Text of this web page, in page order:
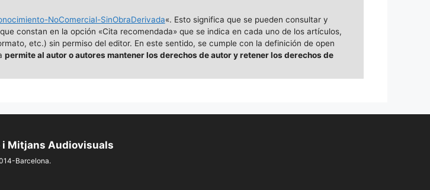
NoComercial-SinObraDerivada«. Esto significa que se pueden consultar y
constan en la opción «Cita recomendada» que se indica en cada uno de los artículos,
etc.) sin permiso del editor. En este sentido, se cumple con la definición de open
permite al autor o autores mantener los derechos de autor y retener los derechos de
i Mitjans Audiovisuals
Barcelona.